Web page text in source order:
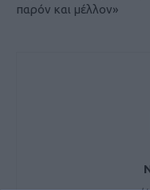
παρόν και μέλλον»